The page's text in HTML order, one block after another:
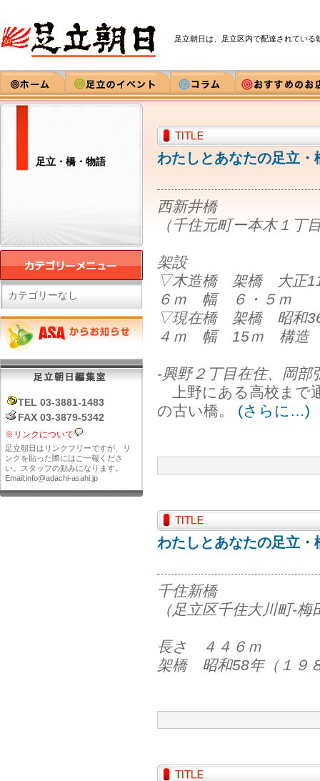
足立朝日は、足立区内で配達されてい
足立・橋・物語
カテゴリーなし
TEL 03-3881-1483
FAX 03-3879-5342
※リンクについて
足立朝日はリンクフリーですが、リ
ンクを貼った際にはご一報くださ
い。スタッフの励みになります。
Email:info@adachi-asahi.jp
わたしとあなたの足立・
西新井橋
（千住元町ー本木１丁
架設
▽木造橋 架橋 大正
６ｍ 幅 ６・５ｍ
▽現在橋 架橋 昭和
４ｍ 幅 15ｍ 構造
-興野２丁目在住、岡
上野にある高校まで
の古い橋。 (さらに…)
わたしとあなたの足立・
千住新橋
（足立区千住大川町-梅
長さ ４４６ｍ
架橋 昭和58年（１９